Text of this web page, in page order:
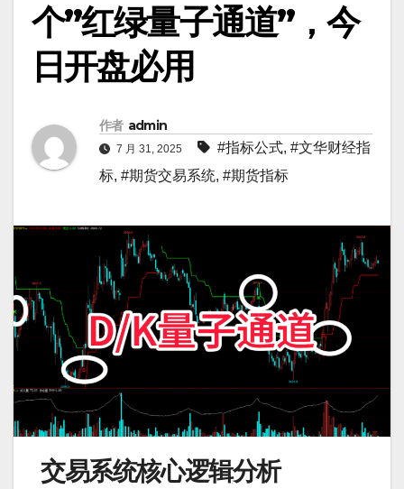
个”红绿量子通道”，今
日开盘必用
作者 admin
7 月 31, 2025 #指标公式, #文华财经指
标, #期货交易系统, #期货指标
交易系统核心逻辑分析